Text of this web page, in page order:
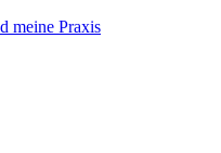
meine Praxis